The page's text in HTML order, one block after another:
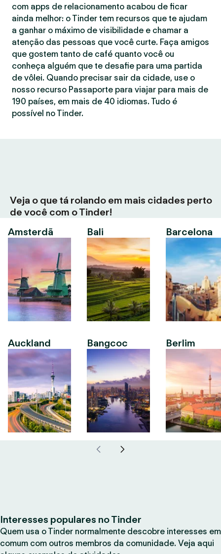
com apps de relacionamento acabou de ficar
ainda melhor: o Tinder tem recursos que te ajudam
a ganhar o máximo de visibilidade e chamar a
atenção das pessoas que você curte. Faça amigos
que gostem tanto de café quanto você ou
conheça alguém que te desafie para uma partida
de vôlei. Quando precisar sair da cidade, use o
nosso recurso Passaporte para viajar para mais de
190 países, em mais de 40 idiomas. Tudo é
possível no Tinder.
Veja o que tá rolando em mais cidades perto
de você com o Tinder!
Amsterdã
Auckland
Bali
Bangcoc
Barcelona
Berlim
Interesses populares no Tinder
Quem usa o Tinder normalmente descobre interesses em
comum com outros membros da comunidade. Veja aqui